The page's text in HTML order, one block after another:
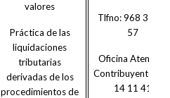
valores
Práctica de las
liquidaciones
tributarias
derivadas de los
procedimientos de
Tlfno: 968 36 69
57
Oficina Atención
14 11 41